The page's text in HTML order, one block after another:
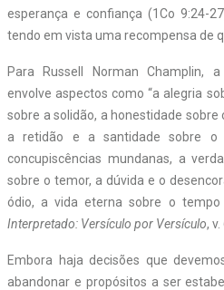
esperança e confiança (1Co 9:24-
tendo em vista uma recompensa de
Para Russell Norman Champlin,
envolve aspectos como “a alegria
sobre a solidão, a honestidade
a retidão e a santidade sobre o
concupiscências mundanas, a
sobre o temor, a dúvida e o
ódio, a vida eterna sobre o
Interpretado: Versículo por Versículo, v.
Embora haja decisões que
abandonar e propósitos a ser